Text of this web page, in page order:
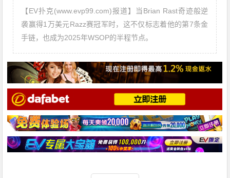
【EV扑克(www.evp99.com)报道】当Brian Rast奇迹般逆
袭赢得1万美元Razz赛冠军时，这不仅标志着他的第7条金
手链，也成为2025年WSOP的半程节点。